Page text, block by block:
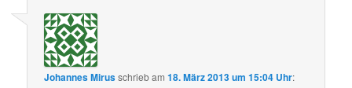
Johannes Mirusschriebam18. März 2013 um 15:04 Uhr: